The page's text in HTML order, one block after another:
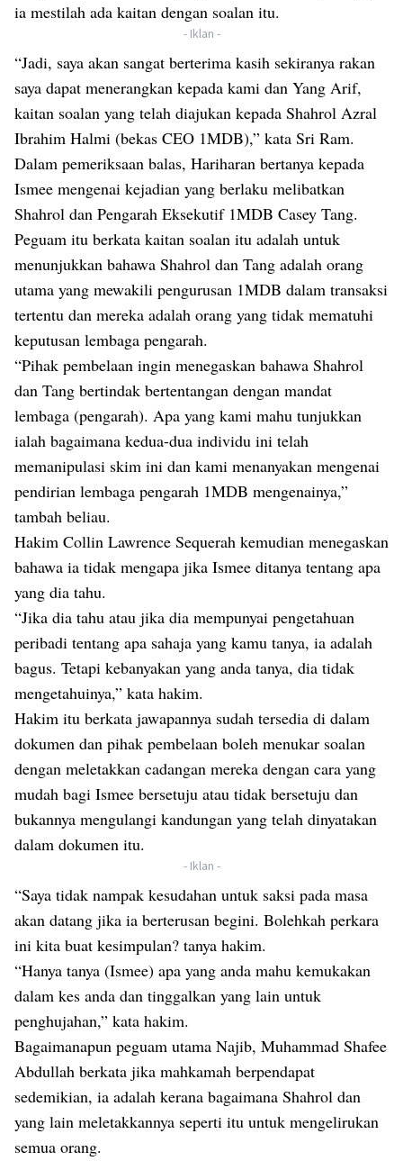
ia mestilah ada kaitan dengan soalan itu.
- Iklan -
“Jadi, saya akan sangat berterima kasih sekiranya rakan
saya dapat menerangkan kepada kami dan Yang Arif,
kaitan soalan yang telah diajukan kepada Shahrol Azral
Ibrahim Halmi (bekas CEO 1MDB),” kata Sri Ram.
Dalam pemeriksaan balas, Hariharan bertanya kepada
Ismee mengenai kejadian yang berlaku melibatkan
Shahrol dan Pengarah Eksekutif 1MDB Casey Tang.
Peguam itu berkata kaitan soalan itu adalah untuk
menunjukkan bahawa Shahrol dan Tang adalah orang
utama yang mewakili pengurusan 1MDB dalam transaksi
tertentu dan mereka adalah orang yang tidak mematuhi
keputusan lembaga pengarah.
“Pihak pembelaan ingin menegaskan bahawa Shahrol
dan Tang bertindak bertentangan dengan mandat
lembaga (pengarah). Apa yang kami mahu tunjukkan
ialah bagaimana kedua-dua individu ini telah
memanipulasi skim ini dan kami menanyakan mengenai
pendirian lembaga pengarah 1MDB mengenainya,”
tambah beliau.
Hakim Collin Lawrence Sequerah kemudian menegaskan
bahawa ia tidak mengapa jika Ismee ditanya tentang apa
yang dia tahu.
“Jika dia tahu atau jika dia mempunyai pengetahuan
peribadi tentang apa sahaja yang kamu tanya, ia adalah
bagus. Tetapi kebanyakan yang anda tanya, dia tidak
mengetahuinya,” kata hakim.
Hakim itu berkata jawapannya sudah tersedia di dalam
dokumen dan pihak pembelaan boleh menukar soalan
dengan meletakkan cadangan mereka dengan cara yang
mudah bagi Ismee bersetuju atau tidak bersetuju dan
bukannya mengulangi kandungan yang telah dinyatakan
dalam dokumen itu.
- Iklan -
“Saya tidak nampak kesudahan untuk saksi pada masa
akan datang jika ia berterusan begini. Bolehkah perkara
ini kita buat kesimpulan? tanya hakim.
“Hanya tanya (Ismee) apa yang anda mahu kemukakan
dalam kes anda dan tinggalkan yang lain untuk
penghujahan,” kata hakim.
Bagaimanapun peguam utama Najib, Muhammad Shafee
Abdullah berkata jika mahkamah berpendapat
sedemikian, ia adalah kerana bagaimana Shahrol dan
yang lain meletakkannya seperti itu untuk mengelirukan
semua orang.